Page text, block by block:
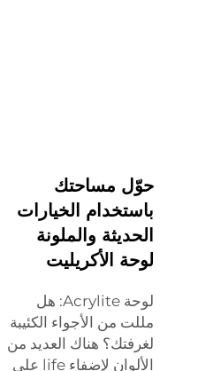
حوّل مساحتك
باستخدام الخيارات
الحديثة والملونة
لوحة الأكريليت
لوحة Acrylite: هل
مللت من الأجواء الكئيبة
لغرفتك؟ هناك العديد من
الألوان لإضفاء life على